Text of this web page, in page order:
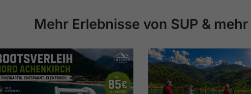
Mehr Erlebnisse von SUP & mehr